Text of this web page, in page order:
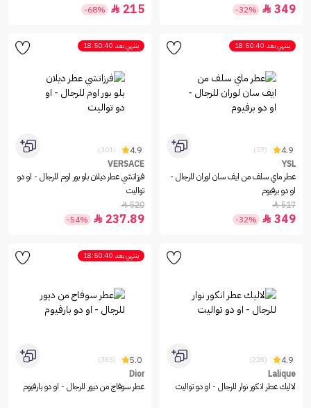
349

-32%
215

-68%
ينتهي بعد 18:50:40
4.9
(57)
YSL
عطر ماي سلف من ايف سان لوران للرجال -
او دو برفيوم
517

349

-32%
ينتهي بعد 18:50:40
4.9
(301)
VERSACE
فرزاتشي عطر ديلان بلو بور اوم للرجال - او دو
تواليت
520

237.89

-54%
4.9
(228)
Lalique
لاليك عطر انكور نوار للرجال - او دو تواليت
ينتهي بعد 18:50:40
5.0
(385)
Dior
عطر سوفاج من ديور للرجال - او دو بارفيوم